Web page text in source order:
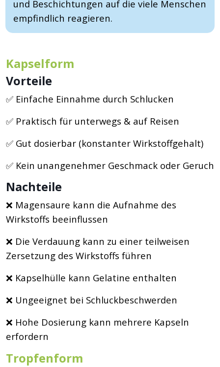
und Beschichtungen auf die viele Menschen
empfindlich reagieren.
Kapselform
Vorteile
✅ Einfache Einnahme durch Schlucken
✅ Praktisch für unterwegs & auf Reisen
✅ Gut dosierbar (konstanter Wirkstoffgehalt)
✅ Kein unangenehmer Geschmack oder Geruch
Nachteile
❌ Magensaure kann die Aufnahme des
Wirkstoffs beeinflussen
❌ Die Verdauung kann zu einer teilweisen
Zersetzung des Wirkstoffs führen
❌ Kapselhülle kann Gelatine enthalten
❌ Ungeeignet bei Schluckbeschwerden
❌ Hohe Dosierung kann mehrere Kapseln
erfordern
Tropfenform